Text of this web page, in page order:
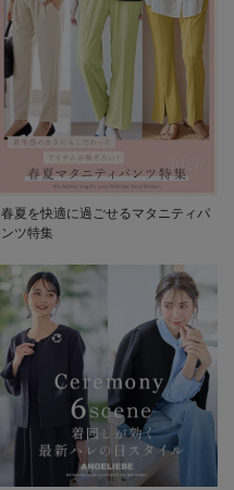
春夏を快適に過ごせるマタニティパ
ンツ特集